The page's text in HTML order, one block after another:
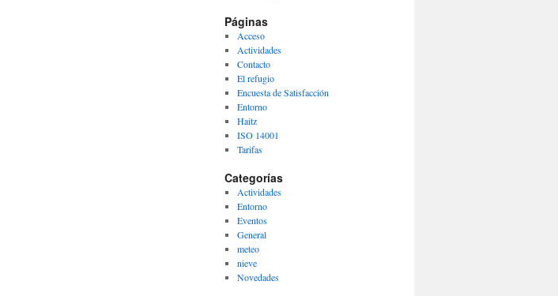
Páginas
Acceso
Actividades
Contacto
El refugio
Encuesta de Satisfacción
Entorno
Haitz
ISO 14001
Tarifas
Categorías
Actividades
Entorno
Eventos
General
meteo
nieve
Novedades